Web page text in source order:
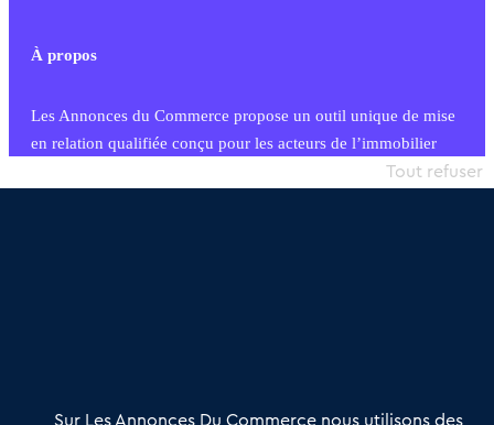
À propos
Les Annonces du Commerce propose un outil unique de mise
en relation qualifiée conçu pour les acteurs de l’immobilier
commercial et les collectivités territoriales, simple et intégrant
Offres Pro
Sur Les Annonces Du Commerce nous utilisons des
Tout refuser